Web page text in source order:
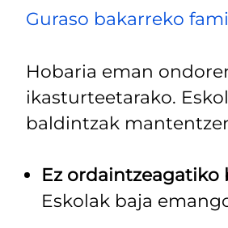
Guraso bakarreko
Hobaria eman
ikasturteetarako.
baldintzak
Ez ordaintzeagatiko
Eskolak baja